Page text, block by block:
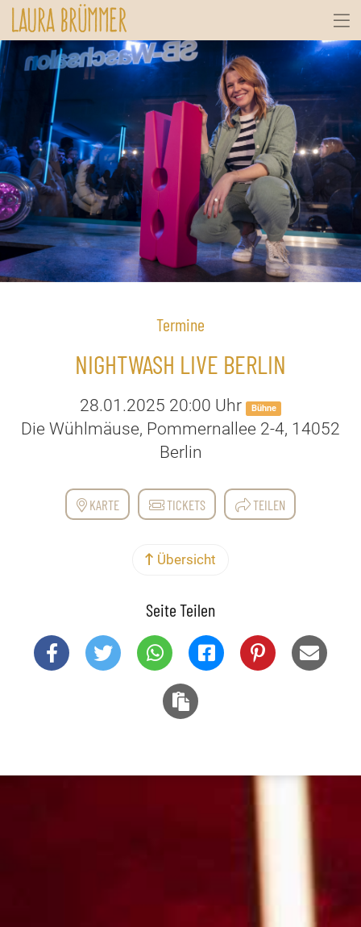
Termine
NIGHTWASH LIVE BERLIN
28.01.2025 20:00 Uhr Bühne
Die Wühlmäuse, Pommernallee 2-4, 14052
Berlin
KARTE TICKETS TEILEN
Übersicht
Seite Teilen